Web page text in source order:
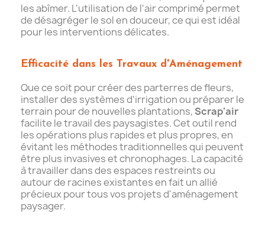
les abîmer. L'utilisation de l'air comprimé permet
de désagréger le sol en douceur, ce qui est idéal
pour les interventions délicates.
Efficacité dans les Travaux d'Aménagement
Que ce soit pour créer des parterres de fleurs,
installer des systèmes d'irrigation ou préparer le
terrain pour de nouvelles plantations,Scrap'air
facilite le travail des paysagistes. Cet outil rend
les opérations plus rapides et plus propres, en
évitant les méthodes traditionnelles qui peuvent
être plus invasives et chronophages. La capacité
à travailler dans des espaces restreints ou
autour de racines existantes en fait un allié
précieux pour tous vos projets d'aménagement
paysager.